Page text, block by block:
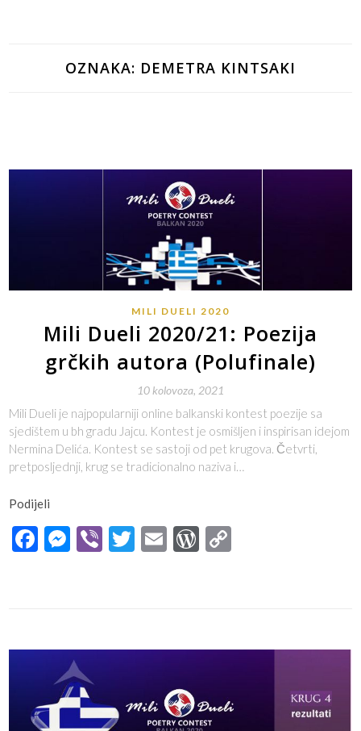
OZNAKA: DEMETRA KINTSAKI
MILI DUELI 2020
Mili Dueli 2020/21: Poezija
grčkih autora (Polufinale)
10 kolovoza, 2021
Mili Dueli je najpopularniji online balkanski kontest poezije sa
sjedištem u bh gradu Jajcu. Kontest je osmišljen i inspirisan idejom
Nermina Delića. Kontest se sastoji od pet krugova. Četvrti,
pretposljednji, krug se tradicionalno naziva i…
Podijeli
Facebook
Messenger
ViberTwitter
EmailWordPress